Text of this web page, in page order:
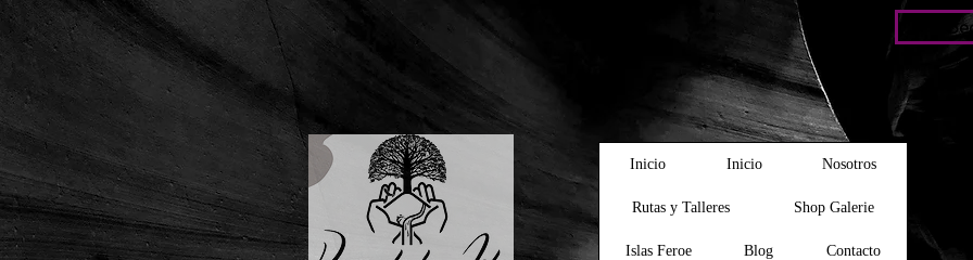
Inicio Inicio Nosotros
Rutas y Talleres Shop Galerie
Islas Feroe Blog Contacto